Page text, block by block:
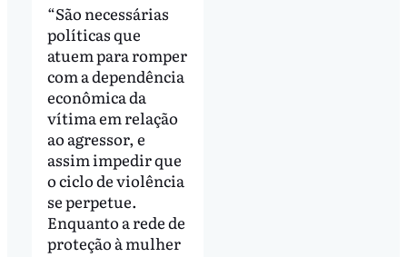
“São necessárias
políticas que
atuem para romper
com a dependência
econômica da
vítima em relação
ao agressor, e
assim impedir que
o ciclo de violência
se perpetue.
Enquanto a rede de
proteção à mulher